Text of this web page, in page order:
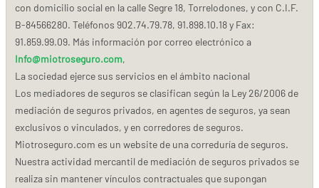
con domicilio social en la calle Segre 18, Torrelodones, y con C.I.F.
B-84566280. Teléfonos 902.74.79.78, 91.898.10.18 y Fax:
91.859.99.09. Más información por correo electrónico a
Info@miotroseguro.com,
La sociedad ejerce sus servicios en el ámbito nacional
Los mediadores de seguros se clasifican según la Ley 26/2006 de
mediación de seguros privados, en agentes de seguros, ya sean
exclusivos o vinculados, y en corredores de seguros.
Miotroseguro.com es un website de una correduría de seguros.
Nuestra actividad mercantil de mediación de seguros privados se
realiza sin mantener vínculos contractuales que supongan